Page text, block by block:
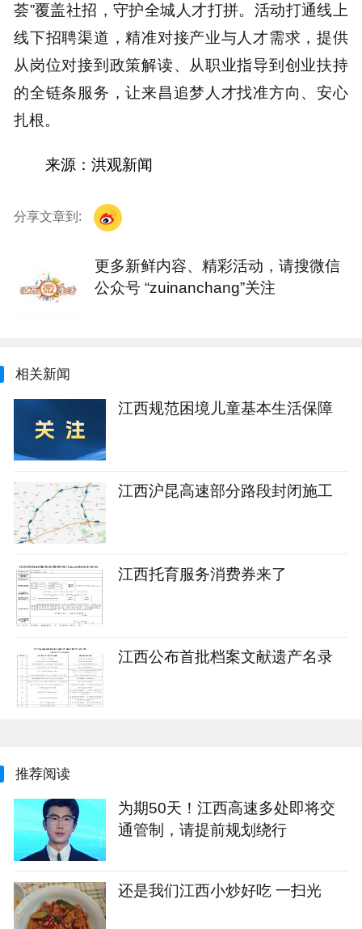
荟”覆盖社招，守护全城人才打拼。活动打通线上
线下招聘渠道，精准对接产业与人才需求，提供
从岗位对接到政策解读、从职业指导到创业扶持
的全链条服务，让来昌追梦人才找准方向、安心
扎根。
来源： 洪观新闻
分享文章到:
更多新鲜内容、精彩活动，请搜微信
公众号 “zuinanchang”关注
相关新闻
江西规范困境儿童基本生活保障
江西沪昆高速部分路段封闭施工
江西托育服务消费券来了
江西公布首批档案文献遗产名录
推荐阅读
为期50天！江西高速多处即将交
通管制，请提前规划绕行
还是我们江西小炒好吃 一扫光